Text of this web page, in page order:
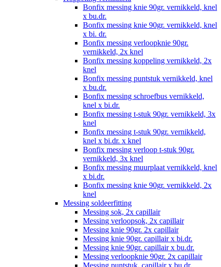
Bonfix messing knie 90gr. vernikkeld, knel
x bu.dr.
Bonfix messing knie 90gr. vernikkeld, knel
x bi. dr.
Bonfix messing verloopknie 90gr.
vernikkeld, 2x knel
Bonfix messing koppeling vernikkeld, 2x
knel
Bonfix messing puntstuk vernikkeld, knel
x bu.dr.
Bonfix messing schroefbus vernikkeld,
knel x bi.dr.
Bonfix messing t-stuk 90gr. vernikkeld, 3x
knel
Bonfix messing t-stuk 90gr. vernikkeld,
knel x bi.dr. x knel
Bonfix messing verloop t-stuk 90gr.
vernikkeld, 3x knel
Bonfix messing muurplaat vernikkeld, knel
x bi.dr.
Bonfix messing knie 90gr. vernikkeld, 2x
knel
Messing soldeerfitting
Messing sok, 2x capillair
Messing verloopsok, 2x capillair
Messing knie 90gr. 2x capillair
Messing knie 90gr. capillair x bi.dr.
Messing knie 90gr. capillair x bu.dr.
Messing verloopknie 90gr. 2x capillair
Messing puntstuk, capillair x bu.dr.